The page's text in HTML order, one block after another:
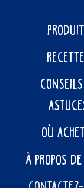
OÙ
À PROPOS